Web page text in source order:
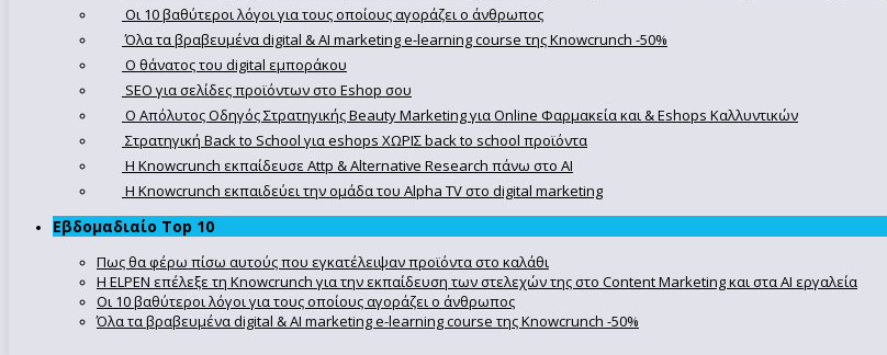
Οι 10 βαθύτεροι λόγοι για τους οποίους αγοράζει ο άνθρωπος
Όλα τα βραβευμένα digital & AI marketing e-learning course της Knowcrunch -50%
Ο θάνατος του digital εμποράκου
SEO για σελίδες προϊόντων στο Eshop σου
Ο Απόλυτoς Οδηγός Στρατηγικής Beauty Marketing για Online Φαρμακεία και & Eshops Καλλυντικών
Στρατηγική Back to School για eshops ΧΩΡΙΣ back to school προϊόντα
Η Knowcrunch εκπαίδευσε Attp & Alternative Research πάνω στο ΑΙ
Η Knowcrunch εκπαιδεύει την ομάδα του Alpha TV στο digital marketing
Εβδομαδιαίο Top 10
Πως θα φέρω πίσω αυτούς που εγκατέλειψαν προϊόντα στο καλάθι
Η ELPEN επέλεξε τη Knowcrunch για την εκπαίδευση των στελεχών της στο Content Marketing και στα AI εργαλεία
Οι 10 βαθύτεροι λόγοι για τους οποίους αγοράζει ο άνθρωπος
Όλα τα βραβευμένα digital & AI marketing e-learning course της Knowcrunch -50%